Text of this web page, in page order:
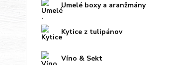
Umelé boxy a aranžmány
Kytice z tulipánov
Víno & Sekt